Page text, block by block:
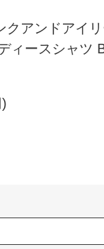
クアンドアイ
ィースシャツ